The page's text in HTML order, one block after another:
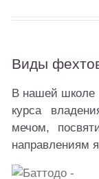
Виды
В нашей школе
курса
мечом,
направлениям